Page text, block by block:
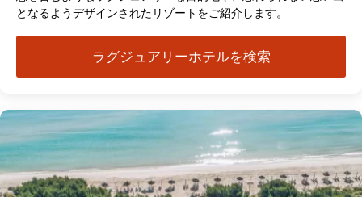
となるようデザインされたリゾートをご紹介します。
ラグジュアリーホテルを検索